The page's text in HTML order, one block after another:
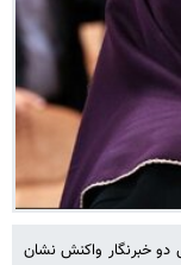
خبرنگار واکنش نشان